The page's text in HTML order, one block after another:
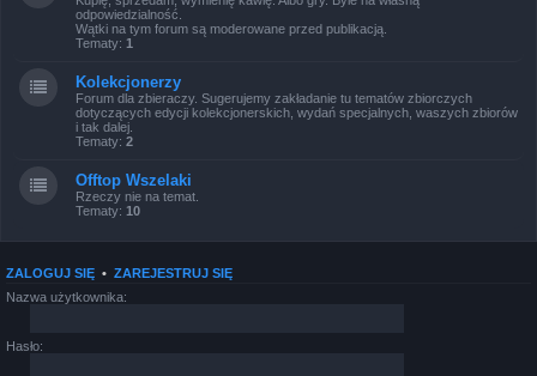
odpowiedzialność.
Wątki na tym forum są moderowane przed publikacją.
Tematy: 1
Kolekcjonerzy
Forum dla zbieraczy. Sugerujemy zakładanie tu tematów zbiorczych
dotyczących edycji kolekcjonerskich, wydań specjalnych, waszych zbiorów
i tak dalej.
Tematy: 2
Offtop Wszelaki
Rzeczy nie na temat.
Tematy: 10
ZALOGUJ SIĘ • ZAREJESTRUJ SIĘ
Nazwa użytkownika:
Hasło: